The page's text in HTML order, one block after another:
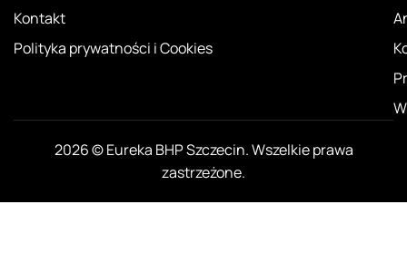
Kontakt
Polityka prywatności i Cookies
2026 © Eureka BHP Szczecin. Wszelkie prawa
zastrzeżone.